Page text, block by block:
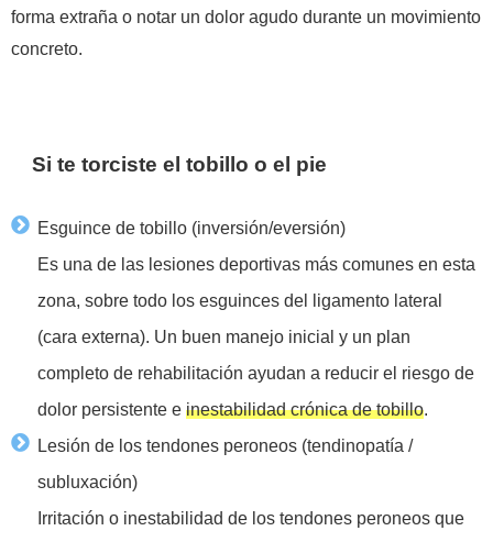
forma extraña o notar un dolor agudo durante un movimiento
concreto.
Si te torciste el tobillo o el pie
Esguince de tobillo (inversión/eversión)
Es una de las lesiones deportivas más comunes en esta
zona, sobre todo los esguinces del ligamento lateral
(cara externa). Un buen manejo inicial y un plan
completo de rehabilitación ayudan a reducir el riesgo de
dolor persistente e inestabilidad crónica de tobillo.
Lesión de los tendones peroneos (tendinopatía /
subluxación)
Irritación o inestabilidad de los tendones peroneos que